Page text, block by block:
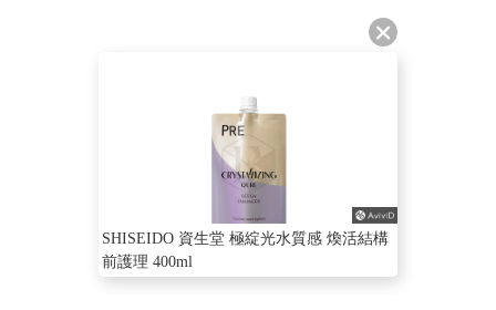
SHISEIDO 資生堂 極綻光水質感 煥活結構
前護理 400ml